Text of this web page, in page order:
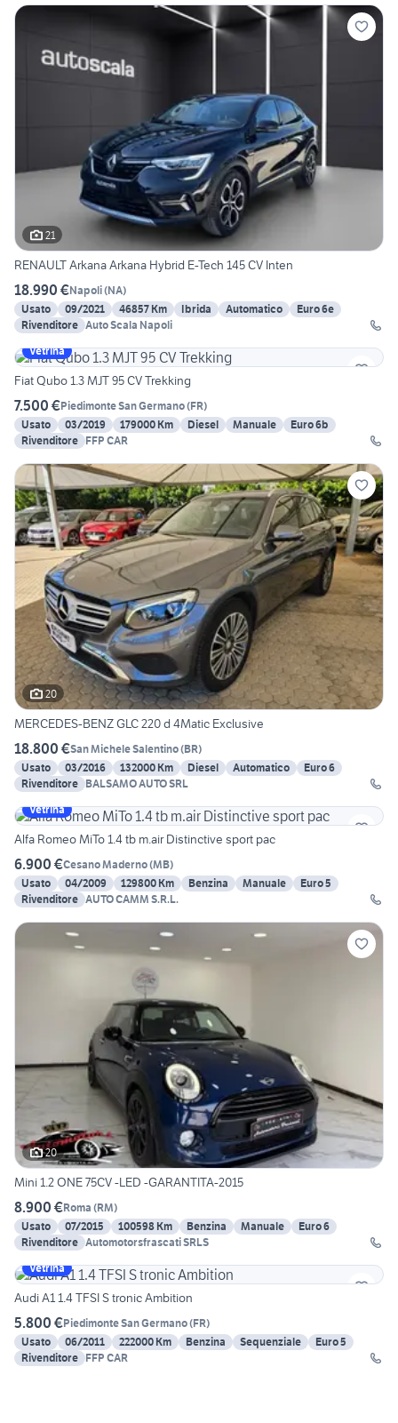
21
RENAULT Arkana Arkana Hybrid E-Tech 145 CV Inten
18.990 €Napoli(NA)
Usato
09/2021 46857 Km Ibrida Automatico
Euro 6e
Rivenditore Auto Scala Napoli
Vetrina
Fiat Qubo 1.3 MJT 95 CV Trekking
7.500 €Piedimonte San Germano(FR)
Usato
03/2019 179000 Km Diesel Manuale
Euro 6b
Rivenditore FFP CAR
20
MERCEDES-BENZ GLC 220 d 4Matic Exclusive
18.800 €San Michele Salentino(BR)
Usato
03/2016 132000 Km Diesel Automatico
Euro 6
Rivenditore BALSAMO AUTO SRL
Vetrina
Alfa Romeo MiTo 1.4 tb m.air Distinctive sport pac
6.900 €Cesano Maderno(MB)
Usato
04/2009 129800 Km Benzina Manuale
Euro 5
Rivenditore AUTO CAMM S.R.L.
20
Mini 1.2 ONE 75CV -LED -GARANTITA-2015
8.900 €Roma (RM)
Usato
07/2015 100598 Km Benzina Manuale
Euro 6
Rivenditore Automotorsfrascati SRLS
Vetrina
Audi A1 1.4 TFSI S tronic Ambition
5.800 €Piedimonte San Germano(FR)
Usato
06/2011 222000 Km Benzina Sequenziale
Euro 5
Rivenditore FFP CAR